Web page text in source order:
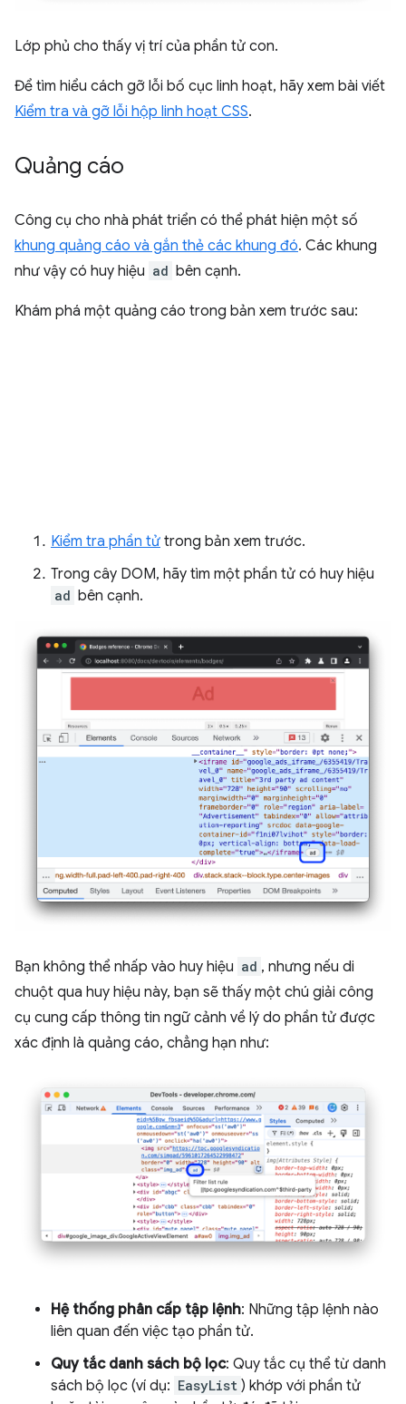
Lớp phủ cho thấy vị trí của phần tử con.
Để tìm hiểu cách gỡ lỗi bố cục linh hoạt, hãy xem bài viết
Kiểm tra và gỡ lỗi hộp linh hoạt CSS.
Quảng cáo
Công cụ cho nhà phát triển có thể phát hiện một số
khung quảng cáo và gắn thẻ các khung đó. Các khung
như vậy có huy hiệu ad bên cạnh.
Khám phá một quảng cáo trong bản xem trước sau:
Kiểm tra phần tử trong bản xem trước.
Trong cây DOM, hãy tìm một phần tử có huy hiệu
ad bên cạnh.
Bạn không thể nhấp vào huy hiệu ad , nhưng nếu di
chuột qua huy hiệu này, bạn sẽ thấy một chú giải công
cụ cung cấp thông tin ngữ cảnh về lý do phần tử được
xác định là quảng cáo, chẳng hạn như:
Hệ thống phân cấp tập lệnh: Những tập lệnh nào
liên quan đến việc tạo phần tử.
Quy tắc danh sách bộ lọc: Quy tắc cụ thể từ danh
sách bộ lọc (ví dụ: EasyList ) khớp với phần tử